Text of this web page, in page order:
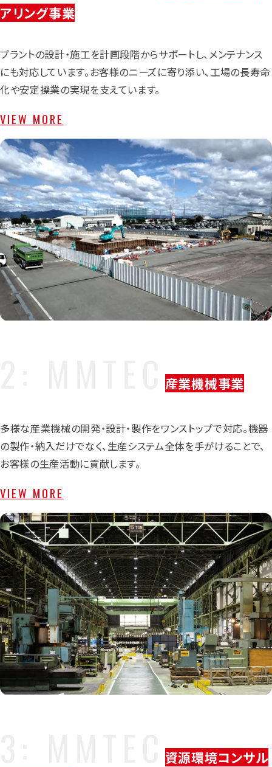
アリング事業
プラントの設計・施工を計画段階からサポートし、メンテナンス
にも対応しています。お客様のニーズに寄り添い、工場の長寿命
化や安定操業の実現を支えています。
VIEW MORE
産業機械事業
多様な産業機械の開発・設計・製作をワンストップで対応。機器
の製作・納入だけでなく、生産システム全体を手がけることで、
お客様の生産活動に貢献します。
VIEW MORE
資源環境コンサル